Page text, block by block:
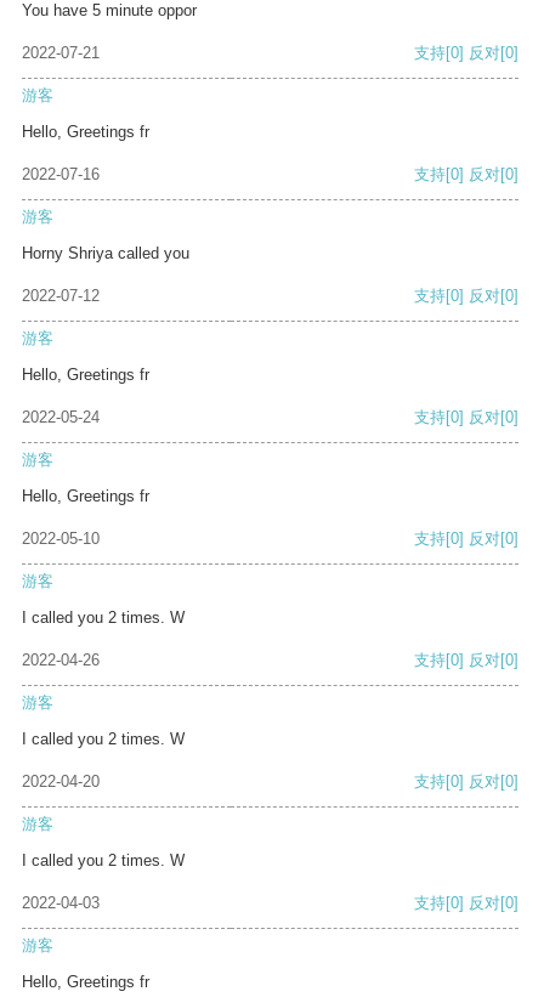
You have 5 minute oppor
2022-07-21 支持[0] 反对[0]
游客
Hello, Greetings fr
2022-07-16 支持[0] 反对[0]
游客
Horny Shriya called you
2022-07-12 支持[0] 反对[0]
游客
Hello, Greetings fr
2022-05-24 支持[0] 反对[0]
游客
Hello, Greetings fr
2022-05-10 支持[0] 反对[0]
游客
I called you 2 times. W
2022-04-26 支持[0] 反对[0]
游客
I called you 2 times. W
2022-04-20 支持[0] 反对[0]
游客
I called you 2 times. W
2022-04-03 支持[0] 反对[0]
游客
Hello, Greetings fr